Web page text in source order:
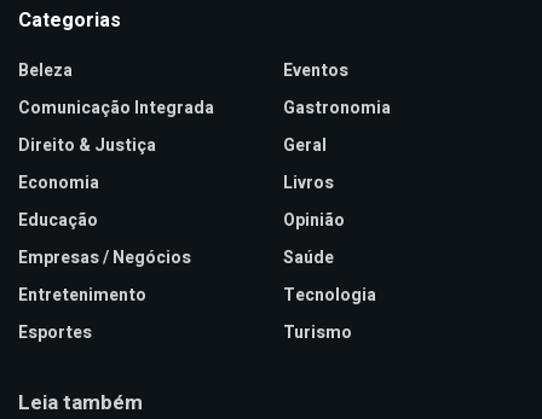
Categorias
Beleza
Comunicação Integrada
Direito & Justiça
Economia
Educação
Empresas / Negócios
Entretenimento
Esportes
Eventos
Gastronomia
Geral
Livros
Opinião
Saúde
Tecnologia
Turismo
Leia também